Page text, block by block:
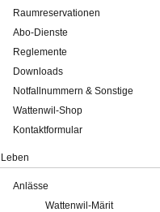
Raumreservationen
Abo-Dienste
Reglemente
Downloads
Notfallnummern & Sonstige
Wattenwil-Shop
Kontaktformular
Leben
Anlässe
Wattenwil-Märit